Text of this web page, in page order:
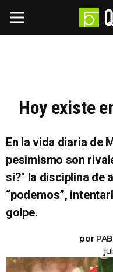
Hoy existe
En la vida diaria de
pesimismo son
sí?" la disciplina de
“podemos”,
golpe.
por